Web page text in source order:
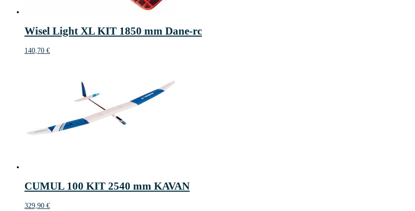
Wisel Light XL KIT 1850 mm Dane-rc
140,70 €
CUMUL 100 KIT 2540 mm KAVAN
329,90 €